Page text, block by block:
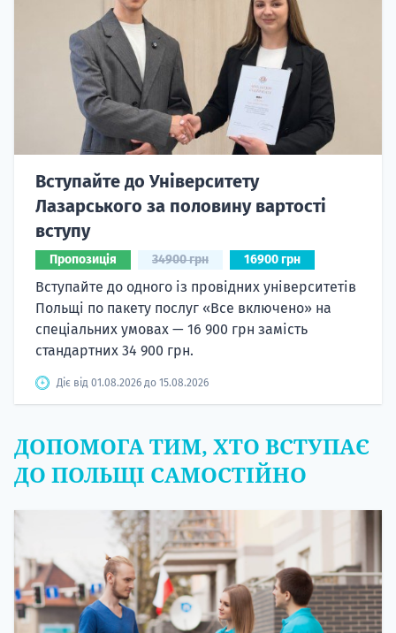
Вступайте до Університету
Лазарського за половину вартості
вступу
Пропозиція 34900 грн 16900 грн
Вступайте до одного із провідних університетів
Польщі по пакету послуг «Все включено» на
спеціальних умовах — 16 900 грн замість
стандартних 34 900 грн.
Діє від 01.08.2026 до 15.08.2026
ДОПОМОГА ТИМ, ХТО ВСТУПАЄ
ДО ПОЛЬЩІ САМОСТІЙНО